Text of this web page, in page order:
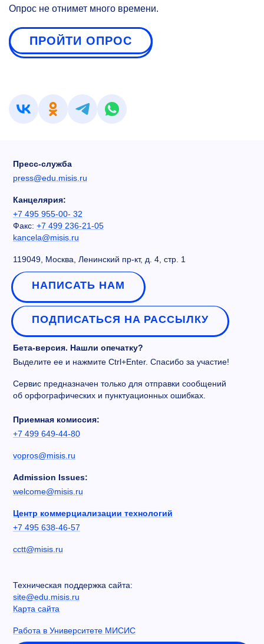
Опрос не отнимет много времени.
ПРОЙТИ ОПРОС
Пресс-служба
press@edu.misis.ru
Канцелярия:
+7 495 955-00- 32
Факс: +7 499 236-21-05
kancela@misis.ru
119049, Москва, Ленинский пр-кт, д. 4, стр. 1
НАПИСАТЬ НАМ
ПОДПИСАТЬСЯ НА РАССЫЛКУ
Бета-версия. Нашли опечатку?
Выделите ее и нажмите Ctrl+Enter. Спасибо за участие!
Сервис предназначен только для отправки сообщений
об орфографических и пунктуационных ошибках.
Приемная комиссия:
+7 499 649-44-80
vopros@misis.ru
Admission Issues:
welcome@misis.ru
Центр коммерциализации технологий
+7 495 638-46-57
cctt@misis.ru
Техническая поддержка сайта:
site@edu.misis.ru
Карта сайта
Работа в Университете МИСИС